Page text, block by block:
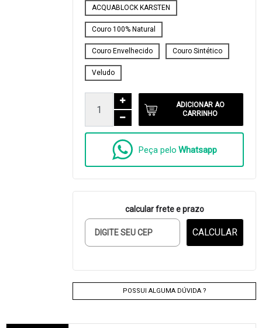
ACQUABLOCK KARSTEN
Couro 100% Natural
Couro Envelhecido Couro Sintético
Veludo
ADICIONAR AO
CARRINHO
Peça pelo Whatsapp
calcular frete e prazo
CALCULAR
POSSUI ALGUMA DÚVIDA ?